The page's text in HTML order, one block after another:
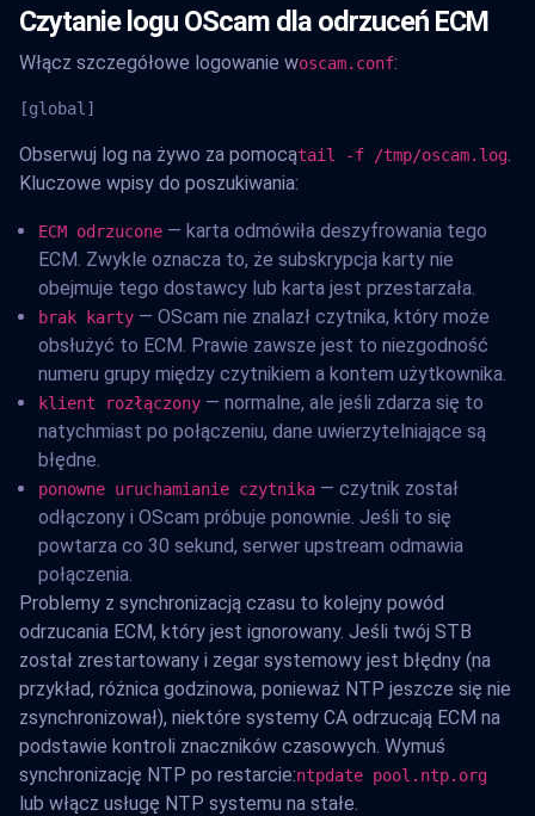
Czytanie logu OScam dla odrzuceń ECM
Włącz szczegółowe logowanie woscam.conf:
[global]
Obserwuj log na żywo za pomocątail -f /tmp/oscam.log.
Kluczowe wpisy do poszukiwania:
ECM odrzucone — karta odmówiła deszyfrowania tego
ECM. Zwykle oznacza to, że subskrypcja karty nie
obejmuje tego dostawcy lub karta jest przestarzała.
brak karty — OScam nie znalazł czytnika, który może
obsłużyć to ECM. Prawie zawsze jest to niezgodność
numeru grupy między czytnikiem a kontem użytkownika.
klient rozłączony — normalne, ale jeśli zdarza się to
natychmiast po połączeniu, dane uwierzytelniające są
błędne.
ponowne uruchamianie czytnika — czytnik został
odłączony i OScam próbuje ponownie. Jeśli to się
powtarza co 30 sekund, serwer upstream odmawia
połączenia.
Problemy z synchronizacją czasu to kolejny powód
odrzucania ECM, który jest ignorowany. Jeśli twój STB
został zrestartowany i zegar systemowy jest błędny (na
przykład, różnica godzinowa, ponieważ NTP jeszcze się nie
zsynchronizował), niektóre systemy CA odrzucają ECM na
podstawie kontroli znaczników czasowych. Wymuś
synchronizację NTP po restarcie:ntpdate pool.ntp.org
lub włącz usługę NTP systemu na stałe.